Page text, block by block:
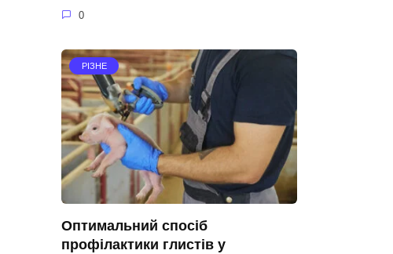
0
РІЗНЕ
Оптимальний спосіб
профілактики глистів у